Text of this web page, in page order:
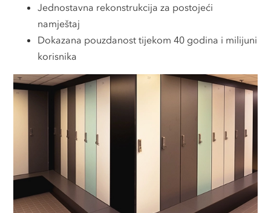
Jednostavna rekonstrukcija za postojeći
namještaj
Dokazana pouzdanost tijekom 40 godina i milijuni
korisnika